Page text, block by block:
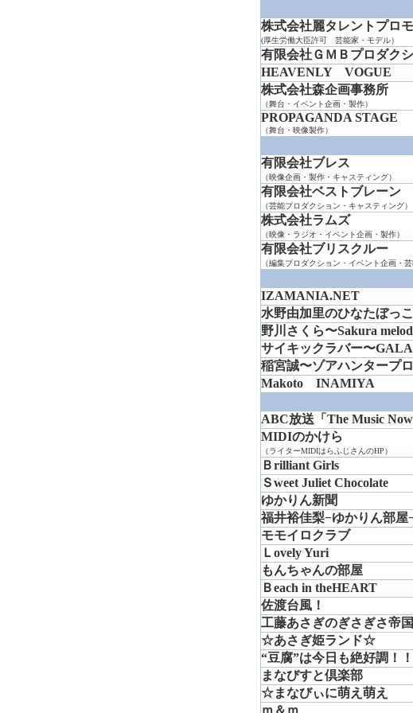
株式会社麗タレントプロ
(厚生労働大臣許可 芸能家・モデル）
有限会社ＧＭＢプロダク
HEAVENLY VOGUE
株式会社森企画事務所
（舞台・イベント企画・製作）
PROPAGANDA STAGE
（舞台・映像製作）
有限会社ブレス
（映像企画・製作・キャスティング）
有限会社ベストブレーン
（芸能プロダクション・キャスティング）
株式会社ラムズ
（映像・ラジオ・イベント企画・製作）
有限会社ブリスクルー
（編集プロダクション・イベント企画・
IZAMANIA.NET
水野由加里のひなたぼっこ
野川さくら〜Sakura
サイキックラバー〜
稲宮誠〜ゾアハンタープ
Makoto INAMIYA
ABC放送「The Music Now
MIDIのかけら
（ライターMIDIはらふじさんのHP）
Ｂrilliant Girls
Ｓweet Juliet Chocolate
ゆかりん新聞
福井裕佳梨−ゆかりん部屋
モモイロクラブ
Ｌovely Yuri
もんちゃんの部屋
Ｂeach in theHEART
佐渡台風！
工藤あさぎのぎさぎさ帝
☆あさぎ姫ランド☆
“豆腐”は今日も絶好調！！
まなびすと倶楽部
☆まなびぃに萌え萌え
ｍ＆ｍ